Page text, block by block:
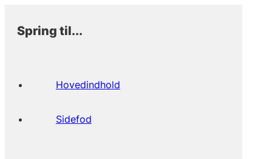
Spring til...
Hovedindhold
Sidefod